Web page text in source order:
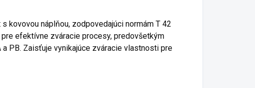
kovovou náplňou, zodpovedajúci normám T 42
efektívne zváracie procesy, predovšetkým
PB. Zaisťuje vynikajúce zváracie vlastnosti pre